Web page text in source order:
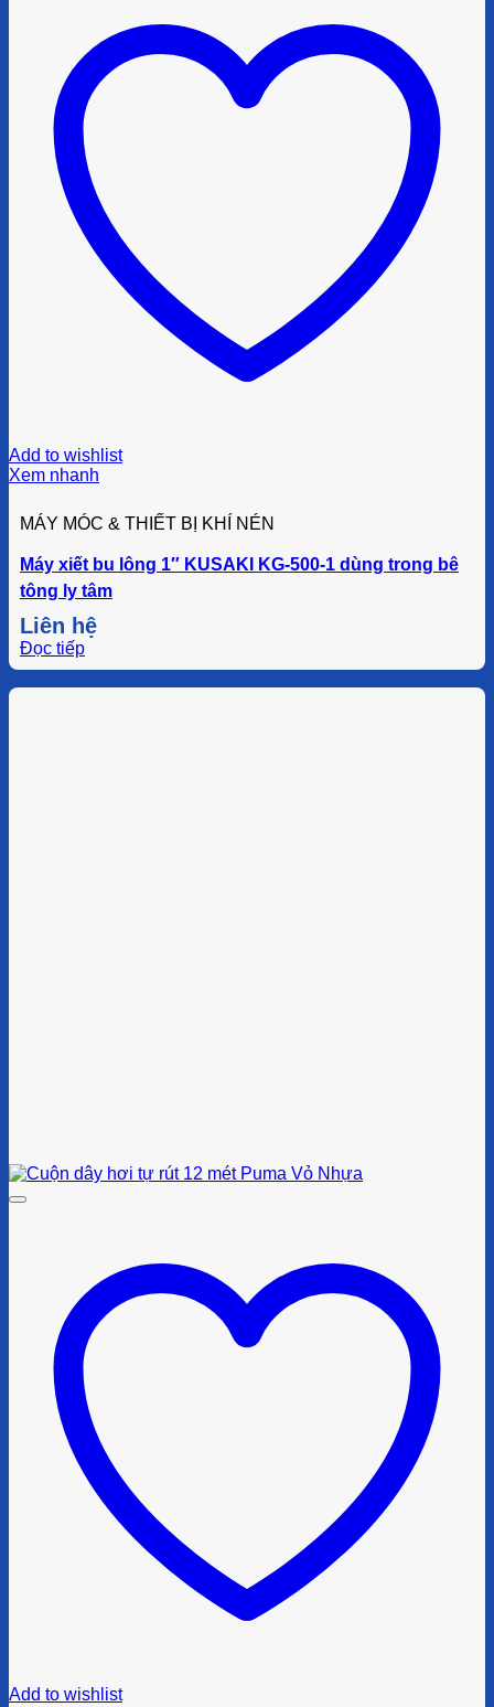
Add to wishlist
Xem nhanh
MÁY MÓC & THIẾT BỊ KHÍ NÉN
Máy xiết bu lông 1″ KUSAKI KG-500-1 dùng trong bê
tông ly tâm
Liên hệ
Đọc tiếp
Add to wishlist